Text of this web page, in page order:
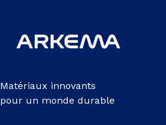
Matériaux innovants
pour un monde durable